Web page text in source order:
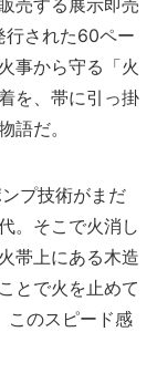
売する展示即売
行された60ペー
事から守る「火
を、帯に引っ掛
語だ。
プ技術がまだ
。そこで火消し
帯上にある木造
とで火を止めて
このスピード感